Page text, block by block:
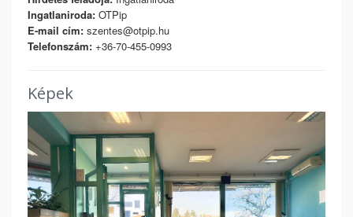
Ingatlaniroda: OTPip
E-mail cím: szentes@otpip.hu
Telefonszám: +36-70-455-0993
Képek